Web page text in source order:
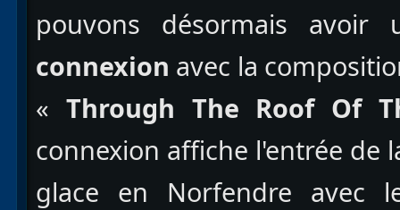
pouvons désormais
connexion avec la
« Through The Roof Of
connexion affiche l'entrée de
glace en Norfendre avec